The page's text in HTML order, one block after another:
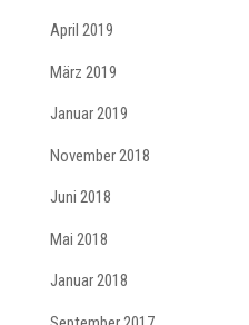
April 2019
März 2019
Januar 2019
November 2018
Juni 2018
Mai 2018
Januar 2018